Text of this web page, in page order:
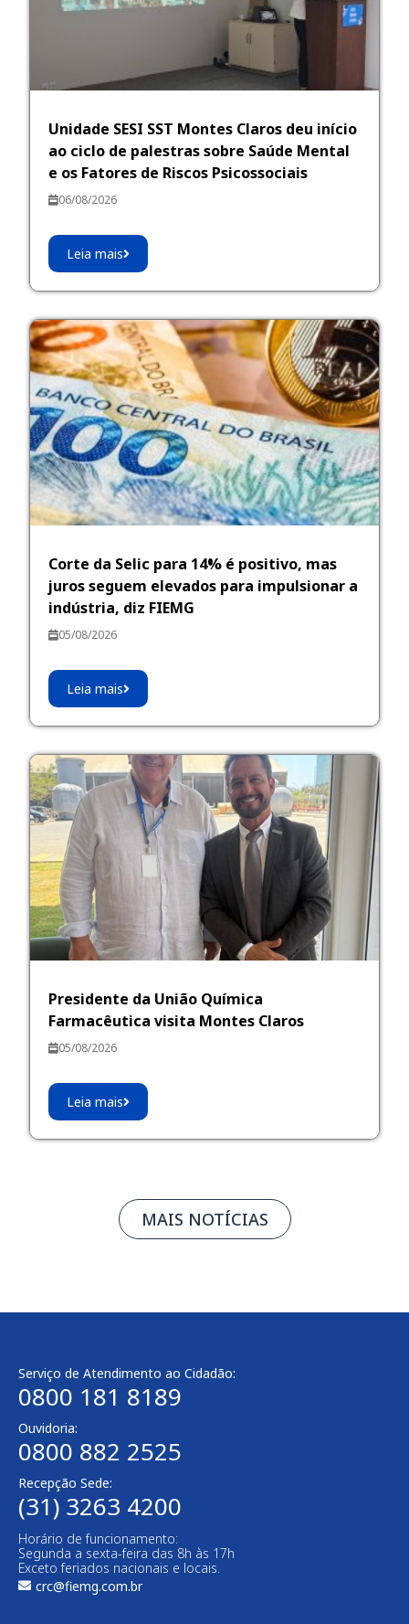
Unidade SESI SST Montes Claros deu início
ao ciclo de palestras sobre Saúde Mental
e os Fatores de Riscos Psicossociais
06/08/2026
Leia mais
Corte da Selic para 14% é positivo, mas
juros seguem elevados para impulsionar a
indústria, diz FIEMG
05/08/2026
Leia mais
Presidente da União Química
Farmacêutica visita Montes Claros
05/08/2026
Leia mais
MAIS NOTÍCIAS
Serviço de Atendimento ao Cidadão:
0800 181 8189
Ouvidoria:
0800 882 2525
Recepção Sede:
(31) 3263 4200
Horário de funcionamento:
Segunda a sexta-feira das 8h às 17h
Exceto feriados nacionais e locais.
crc@fiemg.com.br